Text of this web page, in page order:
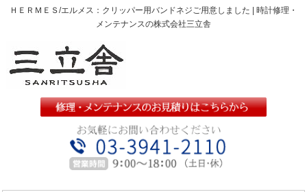
ＨＥＲＭＥＳ/エルメス：クリッパー用バンドネジご用意しました | 時計修理・
メンテナンスの株式会社三立舎